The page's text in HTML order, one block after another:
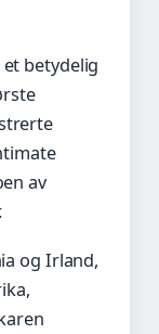
betydelig
av
og Irland,